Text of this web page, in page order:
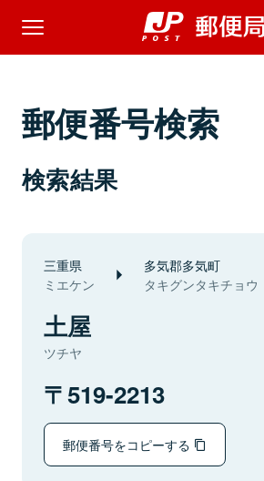
郵便番号検索
検索結果
三重県
ミエケン
多気郡多気町
タキグンタキチョウ
土屋
ツチヤ
519-2213
郵便番号をコピーする